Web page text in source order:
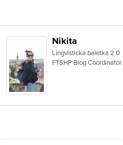
Nikita
Lingvistická baletka 2.0
FTSHP Blog Coordinator